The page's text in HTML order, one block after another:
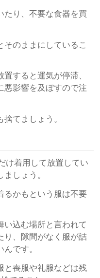
たり、不要な食器を買
のままにしているこ
すると運気が停滞、
悪影響を及ぼすので注
てましょう。
け着用して放置してい
しょう。
るかもという服は不要
い込む場所と言われて
り、隙間がなく服が詰
です。
と喪服や礼服などは残